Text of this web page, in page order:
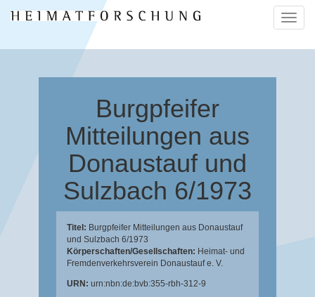
ein-/
Burgpfeifer
Mitteilungen aus
Donaustauf und
Sulzbach 6/1973
Titel: Burgpfeifer Mitteilungen aus Donaustauf
und Sulzbach 6/1973
Körperschaften/Gesellschaften: Heimat- und
Fremdenverkehrsverein Donaustauf e. V.
URN: urn:nbn:de:bvb:355-rbh-312-9